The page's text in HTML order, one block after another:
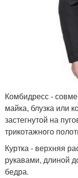
Комбидресс -
майка, блузка или
застегнутой на
трикотажного
Куртка - верхняя
рукавами, длиной
бедра.